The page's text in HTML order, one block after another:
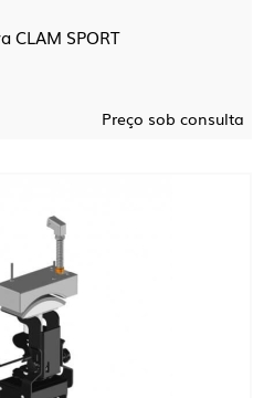
CLAM SPORT
Preço sob consulta